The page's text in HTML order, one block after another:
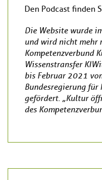
Den Podcast finden
Die Website wurde
und wird nicht mehr
Kompetenzverbund
Wissenstransfer
bis Februar 2021
Bundesregierung für
gefördert. „Kultur
des